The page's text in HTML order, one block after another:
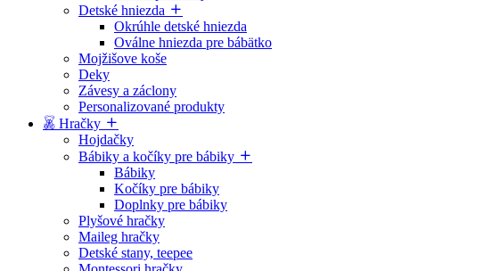
Detské hniezda
Okrúhle detské hniezda
Oválne hniezda pre bábätko
Mojžišove koše
Deky
Závesy a záclony
Personalizované produkty
Hračky
Hojdačky
Bábiky a kočíky pre bábiky
Bábiky
Kočíky pre bábiky
Doplnky pre bábiky
Plyšové hračky
Maileg hračky
Detské stany, teepee